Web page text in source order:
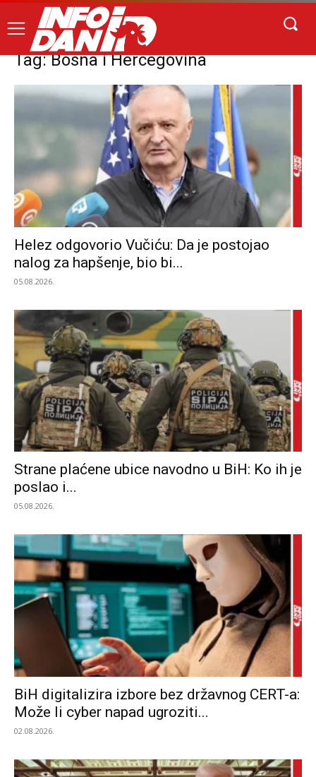
Tag: Bosna i Hercegovina
Helez odgovorio Vučiću: Da je postojao
nalog za hapšenje, bio bi...
05.08.2026.
Strane plaćene ubice navodno u BiH: Ko ih je
poslao i...
05.08.2026.
BiH digitalizira izbore bez državnog CERT-a:
Može li cyber napad ugroziti...
02.08.2026.